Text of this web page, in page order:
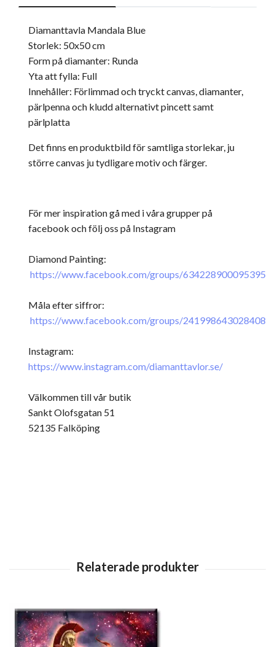
Diamanttavla Mandala Blue
Storlek: 50x50 cm
Form på diamanter: Runda
Yta att fylla: Full
Innehåller: Förlimmad och tryckt canvas, diamanter,
pärlpenna och kludd alternativt pincett samt
pärlplatta
Det finns en produktbild för samtliga storlekar, ju
större canvas ju tydligare motiv och färger.
För mer inspiration gå med i våra grupper på
facebook och följ oss på Instagram
Diamond Painting:
https://www.facebook.com/groups/634228900095395
Måla efter siffror:
https://www.facebook.com/groups/241998643028408
Instagram:
https://www.instagram.com/diamanttavlor.se/
Välkommen till vår butik
Sankt Olofsgatan 51
52135 Falköping